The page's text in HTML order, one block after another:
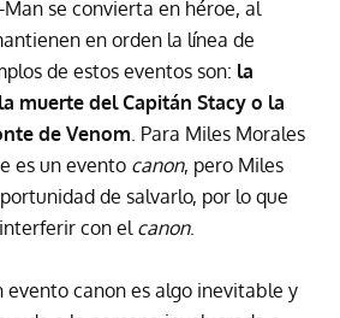
se convierta en héroe, al
en orden la línea de
de estos eventos son: la
muerte del Capitán Stacy o la
de Venom . Para Miles Morales
es un evento canon, pero Miles
de salvarlo, por lo que
con el canon.
evento canon es algo inevitable y